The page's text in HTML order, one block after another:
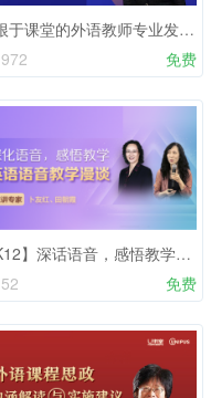
植根于课堂的外语教师专业发展途径
972
免费
【K12】深话语音，感悟教学——英语语音教学漫谈
52
免费